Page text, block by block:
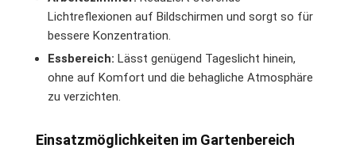
Lichtreflexionen auf Bildschirmen und sorgt so für
bessere Konzentration.
Essbereich: Lässt genügend Tageslicht hinein,
ohne auf Komfort und die behagliche Atmosphäre
zu verzichten.
Einsatzmöglichkeiten im Gartenbereich